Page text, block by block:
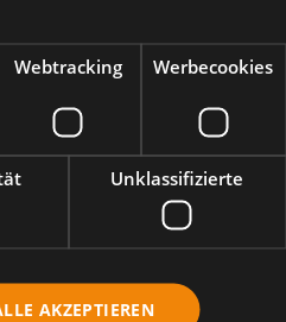
Webtracking Werbecookies
Unklassifizierte
AKZEPTIEREN